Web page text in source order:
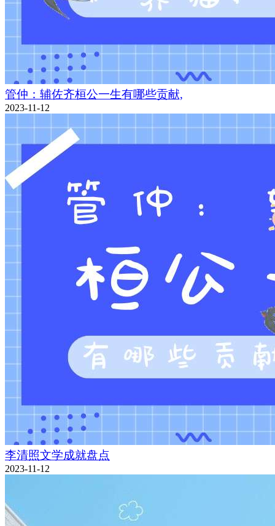
管仲：辅佐齐桓公一生有哪些贡献,
2023-11-12
李清照文学成就盘点
2023-11-12